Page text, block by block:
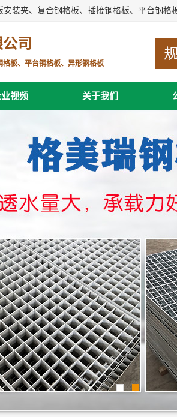
装夹、复合钢格板、插接钢格板、平台钢格
司
板、平台钢格板、异形钢格板
视频 关于我们